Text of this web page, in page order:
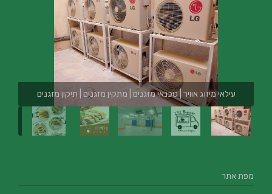
עילאי מיזוג אוויר | טכנאי מזגנים | מתקין מזגנים | תיקון מזגנים
מפת אתר